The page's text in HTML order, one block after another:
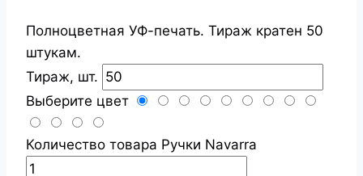
Полноцветная УФ-печать. Тираж кратен 50
штукам.
Тираж, шт.
Выберите цвет
Количество товара Ручки Navarra